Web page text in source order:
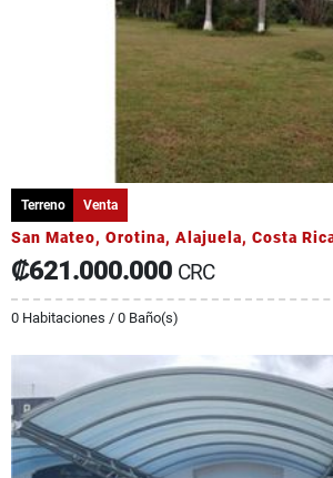
Terreno Venta
San Mateo, Orotina, Alajuela, Costa
₡621.000.000 CRC
0 Habitaciones / 0 Baño(s)